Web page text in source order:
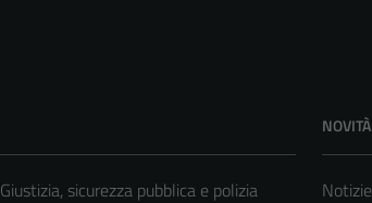
Giustizia, sicurezza pubblica e polizia
NOVITÀ
Notizie